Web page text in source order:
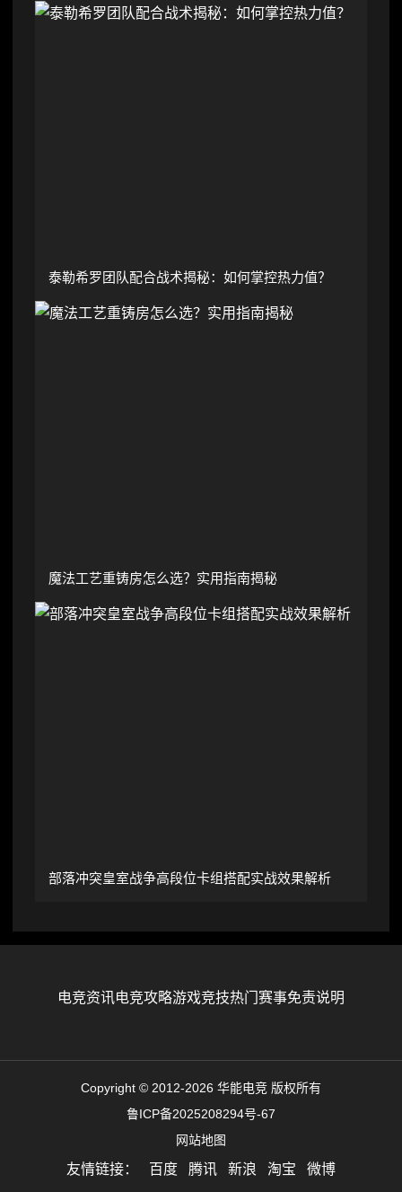
泰勒希罗团队配合战术揭秘：如何掌控热力值？
魔法工艺重铸房怎么选？实用指南揭秘
部落冲突皇室战争高段位卡组搭配实战效果解析
电竞资讯电竞攻略游戏竞技热门赛事免责说明
Copyright © 2012-2026 华能电竞 版权所有
鲁ICP备2025208294号-67
网站地图
友情链接： 百度 腾讯 新浪 淘宝 微博